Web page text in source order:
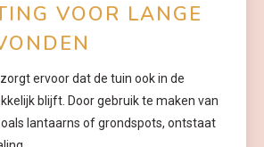
VOOR LANGE
ervoor dat de tuin ook in de
blijft. Door gebruik te maken van
lantaarns of grondspots, ontstaat